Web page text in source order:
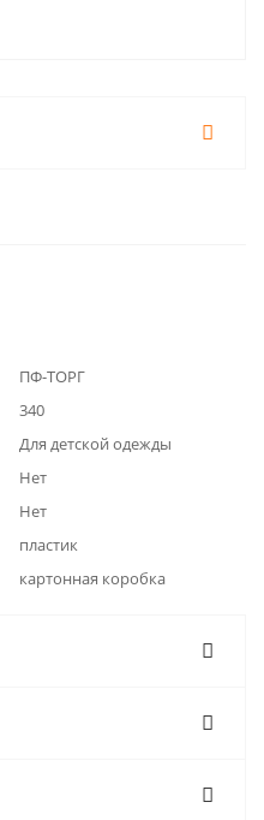
ПФ-ТОРГ
340
Для детской одежды
Нет
Нет
пластик
картонная коробка